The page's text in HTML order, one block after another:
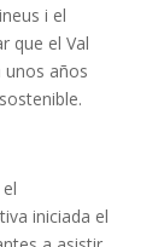
i el
que el Val
unos años
iniciada el